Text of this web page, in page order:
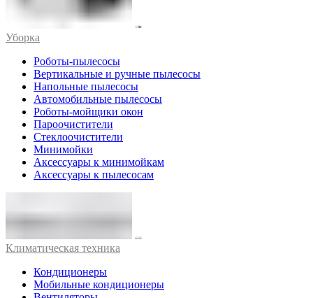
Уборка
Роботы-пылесосы
Вертикальные и ручные пылесосы
Напольные пылесосы
Автомобильные пылесосы
Роботы-мойщики окон
Пароочистители
Стеклоочистители
Минимойки
Аксессуары к минимойкам
Аксессуары к пылесосам
Климатическая техника
Кондиционеры
Мобильные кондиционеры